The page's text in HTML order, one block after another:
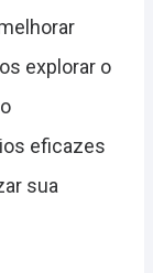
explorar o
eficazes
sua